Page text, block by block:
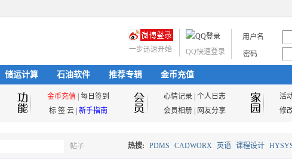
用户名
密码
QQ快速登录
一步迅速开始
储运计算 石油软件 推荐专辑 金币充值
金币充值 每日签到 心情记录 个人日志 活
标 签 云 新手指南 会员相册 网友分享 修
帖子 热搜: PDMS CADWORX 英语 课程设计